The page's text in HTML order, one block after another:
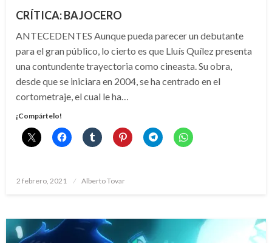
CRÍTICA: BAJOCERO
ANTECEDENTES Aunque pueda parecer un debutante
para el gran público, lo cierto es que Lluís Quílez presenta
una contundente trayectoria como cineasta. Su obra,
desde que se iniciara en 2004, se ha centrado en el
cortometraje, el cual le ha…
¡Compártelo!
Publicado
2 febrero, 2021 Alberto Tovar